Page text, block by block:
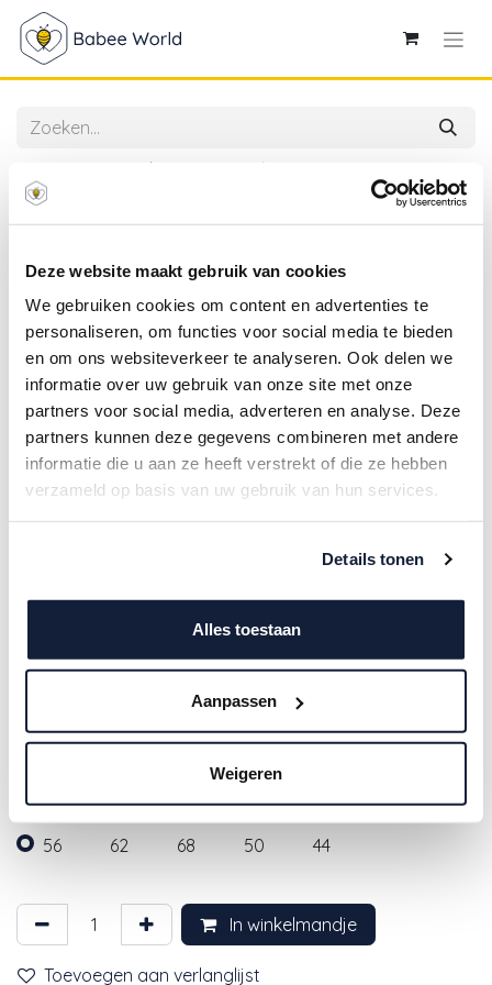
Deze website maakt gebruik van cookies
We gebruiken cookies om content en advertenties te
personaliseren, om functies voor social media te bieden
en om ons websiteverkeer te analyseren. Ook delen we
informatie over uw gebruik van onze site met onze
partners voor social media, adverteren en analyse. Deze
partners kunnen deze gegevens combineren met andere
informatie die u aan ze heeft verstrekt of die ze hebben
verzameld op basis van uw gebruik van hun services.
Details tonen
Alles toestaan
Aanpassen
Weigeren
A Tiny Story | Legging Uni Ecru
8,98€ 17,95€
MAAT
56 62 68 50 44
In winkelmandje
Toevoegen aan verlanglijst